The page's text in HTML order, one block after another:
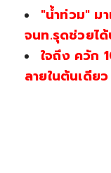
"น้ำท่วม" ม
จนท.รุดช่วยไ
ใจถึง ควัก
ลายในต้นเดียว